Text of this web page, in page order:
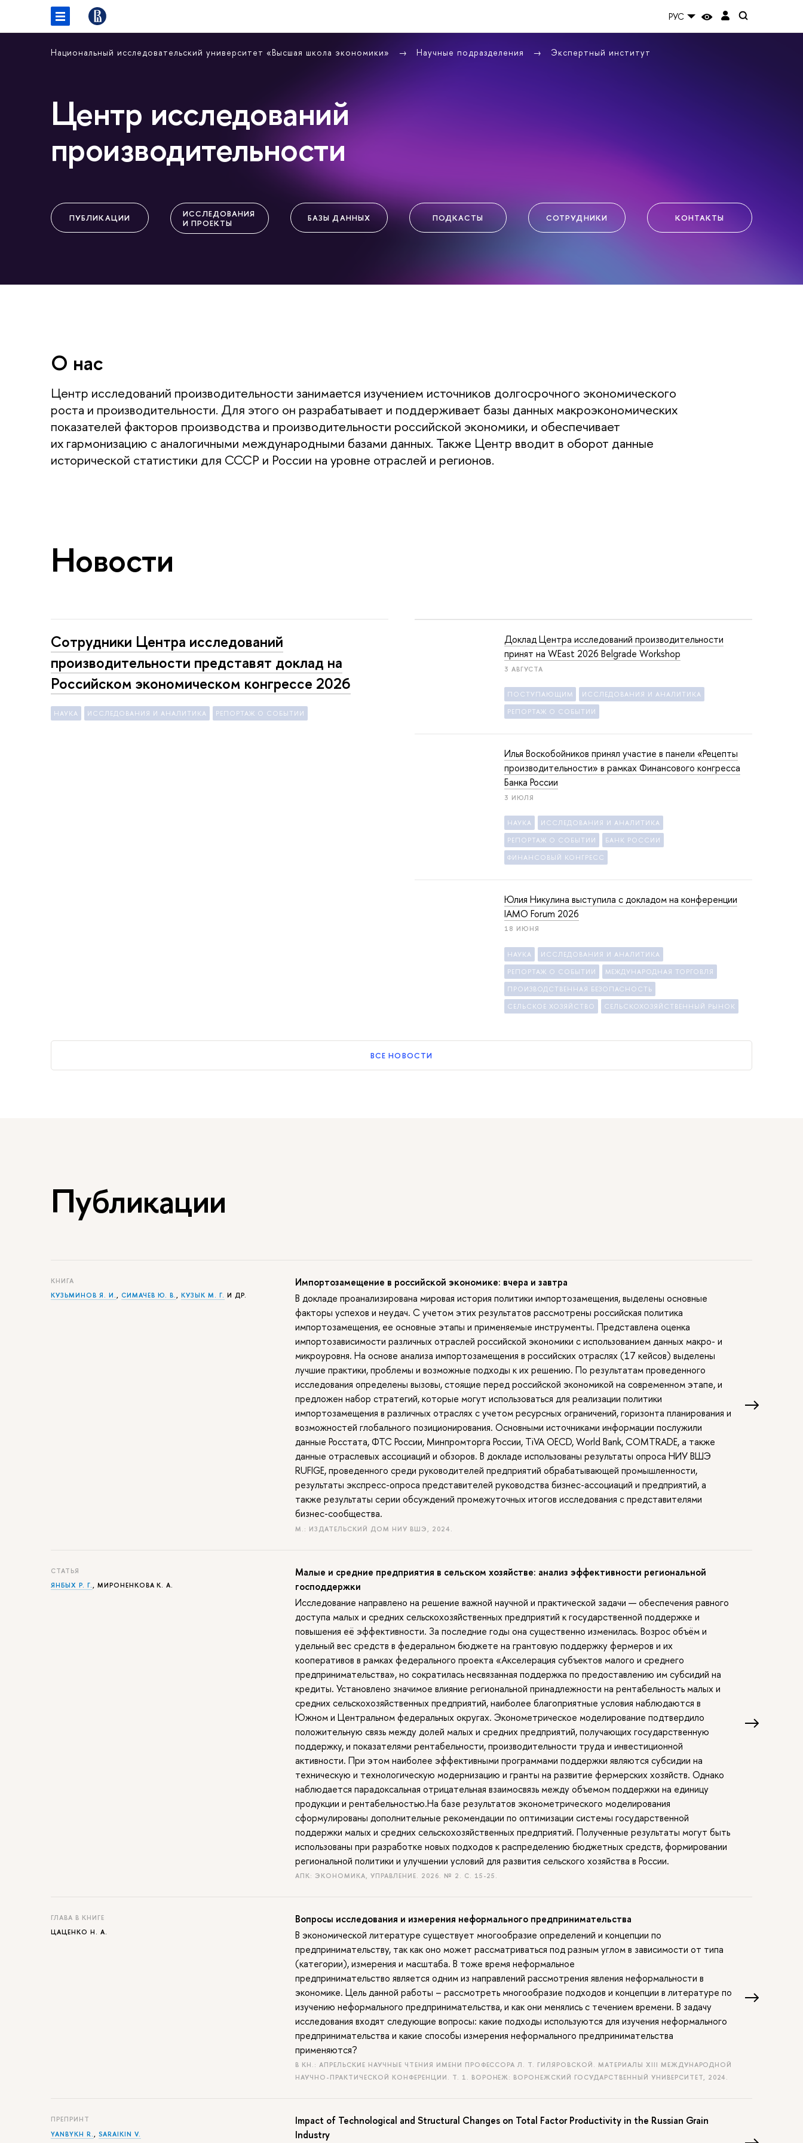
РУС
Национальный исследовательский университет «Высшая школа экономики» Научные подразделения Экспертный институт
Центр исследований
производительности
ПУБЛИКАЦИИ
ИССЛЕДОВАНИЯ
И ПРОЕКТЫ
БАЗЫ ДАННЫХ ПОДКАСТЫ СОТРУДНИКИ КОНТАКТЫ
О нас
Центр исследований производительности занимается изучением источников долгосрочного экономического
роста и производительности. Для этого он разрабатывает и поддерживает базы данных макроэкономических
показателей факторов производства и производительности российской экономики, и обеспечивает
их гармонизацию с аналогичными международными базами данных. Также Центр вводит в оборот данные
исторической статистики для СССР и России на уровне отраслей и регионов.
Новости
Сотрудники Центра исследований
производительности представят доклад на
Российском экономическом конгрессе 2026
НАУКА ИССЛЕДОВАНИЯ И АНАЛИТИКА РЕПОРТАЖ О СОБЫТИИ
Доклад Центра исследований производительности
принят на WEast 2026 Belgrade Workshop
3 АВГУСТА
ПОСТУПАЮЩИМ ИССЛЕДОВАНИЯ И АНАЛИТИКА
РЕПОРТАЖ О СОБЫТИИ
Илья Воскобойников принял участие в панели «Рецепты
производительности» в рамках Финансового конгресса
Банка России
3 ИЮЛЯ
НАУКА ИССЛЕДОВАНИЯ И АНАЛИТИКА
РЕПОРТАЖ О СОБЫТИИ БАНК РОССИИ
ФИНАНСОВЫЙ КОНГРЕСС
Юлия Никулина выступила с докладом на конференции
IAMO Forum 2026
18 ИЮНЯ
НАУКА ИССЛЕДОВАНИЯ И АНАЛИТИКА
РЕПОРТАЖ О СОБЫТИИ МЕЖДУНАРОДНАЯ ТОРГОВЛЯ
ПРОИЗВОДСТВЕННАЯ БЕЗОПАСНОСТЬ
СЕЛЬСКОЕ ХОЗЯЙСТВО СЕЛЬСКОХОЗЯЙСТВЕННЫЙ РЫНОК
ВСЕ НОВОСТИ
Публикации
КНИГА
КУЗЬМИНОВ Я. И., СИМАЧЕВ Ю. В.,КУЗЫК М. Г. И ДР.
Импортозамещение в российской экономике: вчера и завтра
В докладе проанализирована мировая история политики импортозамещения, выделены основные
факторы успехов и неудач. С учетом этих результатов рассмотрены российская политика
импортозамещения, ее основные этапы и применяемые инструменты. Представлена оценка
импортозависимости различных отраслей российской экономики с использованием данных макро- и
микроуровня. На основе анализа импортозамещения в российских отраслях (17 кейсов) выделены
лучшие практики, проблемы и возможные подходы к их решению. По результатам проведенного
исследования определены вызовы, стоящие перед российской экономикой на современном этапе, и
предложен набор стратегий, которые могут использоваться для реализации политики
импортозамещения в различных отраслях с учетом ресурсных ограничений, горизонта планирования и
возможностей глобального позиционирования. Основными источниками информации послужили
данные Росстата, ФТС России, Минпромторга России, TiVA OECD, World Bank, COMTRADE, а также
данные отраслевых ассоциаций и обзоров. В докладе использованы результаты опроса НИУ ВШЭ
RUFIGE, проведенного среди руководителей предприятий обрабатывающей промышленности,
результаты экспресс-опроса представителей руководства бизнес-ассоциаций и предприятий, а
также результаты серии обсуждений промежуточных итогов исследования с представителями
бизнес-сообщества.
М.: ИЗДАТЕЛЬСКИЙ ДОМ НИУ ВШЭ, 2024.
СТАТЬЯ
ЯНБЫХ Р. Г.
, МИРОНЕНКОВА К. А.
Малые и средние предприятия в сельском хозяйстве: анализ эффективности региональной
господдержки
Исследование направлено на решение важной научной и практической задачи — обеспечения равного
доступа малых и средних сельскохозяйственных предприятий к государственной поддержке и
повышения её эффективности. За последние годы она существенно изменилась. Возрос объём и
удельный вес средств в федеральном бюджете на грантовую поддержку фермеров и их
кооперативов в рамках федерального проекта «Акселерация субъектов малого и среднего
предпринимательства», но сократилась несвязанная поддержка по предоставлению им субсидий на
кредиты. Установлено значимое влияние региональной принадлежности на рентабельность малых и
средних сельскохозяйственных предприятий, наиболее благоприятные условия наблюдаются в
Южном и Центральном федеральных округах. Эконометрическое моделирование подтвердило
положительную связь между долей малых и средних предприятий, получающих государственную
поддержку, и показателями рентабельности, производительности труда и инвестиционной
активности. При этом наиболее эффективными программами поддержки являются субсидии на
техническую и технологическую модернизацию и гранты на развитие фермерских хозяйств. Однако
наблюдается парадоксальная отрицательная взаимосвязь между объемом поддержки на единицу
продукции и рентабельностью.На базе результатов эконометрического моделирования
сформулированы дополнительные рекомендации по оптимизации системы государственной
поддержки малых и средних сельскохозяйственных предприятий. Полученные результаты могут быть
использованы при разработке новых подходов к распределению бюджетных средств, формировании
региональной политики и улучшении условий для развития сельского хозяйства в России.
АПК: ЭКОНОМИКА, УПРАВЛЕНИЕ. 2026. № 2. С. 15-25.
ГЛАВА В КНИГЕ
ЦАЦЕНКО Н. А.
Вопросы исследования и измерения неформального предпринимательства
В экономической литературе существует многообразие определений и концепции по
предпринимательству, так как оно может рассматриваться под разным углом в зависимости от типа
(категории), измерения и масштаба. В тоже время неформальное
предпринимательство является одним из направлений рассмотрения явления неформальности в
экономике. Цель данной работы – рассмотреть многообразие подходов и концепции в литературе по
изучению неформального предпринимательства, и как они менялись с течением времени. В задачу
исследования входят следующие вопросы: какие подходы используются для изучения неформального
предпринимательства и какие способы измерения неформального предпринимательства
применяются?
В КН.: АПРЕЛЬСКИЕ НАУЧНЫЕ ЧТЕНИЯ ИМЕНИ ПРОФЕССОРА Л. Т. ГИЛЯРОВСКОЙ. МАТЕРИАЛЫ XIII МЕЖДУНАРОДНОЙ
НАУЧНО-ПРАКТИЧЕСКОЙ КОНФЕРЕНЦИИ. Т. 1. ВОРОНЕЖ: ВОРОНЕЖСКИЙ ГОСУДАРСТВЕННЫЙ УНИВЕРСИТЕТ, 2024.
ПРЕПРИНТ
YANBYKH R.
SARAIKIN V.
Impact of Technological and Structural Changes on Total Factor Productivity in the Russian Grain
Industry